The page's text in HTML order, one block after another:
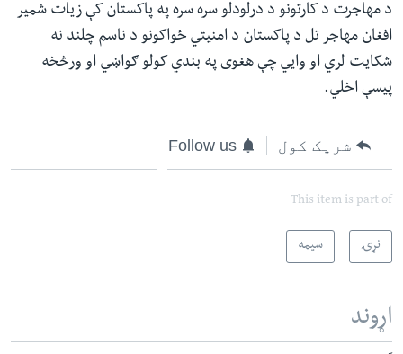
د مهاجرت د کارتونو د درلودلو سره سره په پاکستان کې زیات شمیر
افغان مهاجر تل د پاکستان د امنیتي ځواکونو د ناسم چلند نه
شکایت لري او وایي چې هغوی په بندي کولو ګواښي او ورڅخه
پیسې اخلي.
شریک کول Follow us
This item is part of
نړۍ سیمه
اړوند